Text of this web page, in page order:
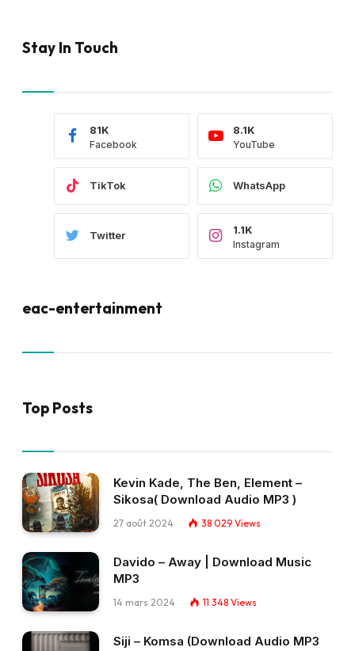
Stay In Touch
Facebook
81K
YouTube
8.1K
TikTok WhatsApp
Twitter
Instagram
1.1K
eac-entertainment
Top Posts
Kevin Kade, The Ben, Element –
Sikosa( Download Audio MP3 )
27 août 2024 38 029 Views
Davido – Away | Download Music
MP3
14 mars 2024 11 348 Views
Siji – Komsa (Download Audio MP3